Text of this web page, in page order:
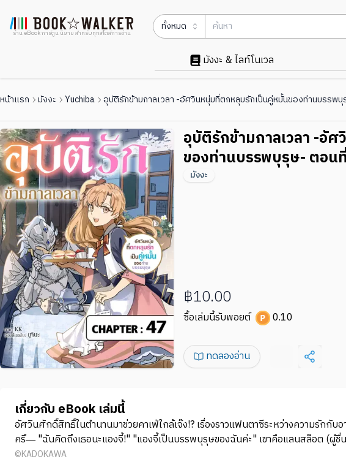
ร้าน eBook การ์ตูน นิยาย สำหรับทุกสไตล์การอ่าน
ทั้งหมด
มังงะ & ไลท์โนเวล
หน้าแรก มังงะ Yuchiba อุบัติรักข้ามกาลเวลา -อัศวินหนุ่มที่ตกหลุมรักเป็นคู่หมั้นของท่านบรรพบุ
อุบัติรักข้ามกาลเวลา -อั
ของท่านบรรพบุรุษ- ตอน
มังงะ
฿10.00
ซื้อเล่มนี้รับพอยต์ 0.10
ทดลองอ่าน
เกี่ยวกับ eBook เล่มนี้
อัศวินศักดิ์สิทธิ์ในตำนานมาช่วยคาเฟ่ใกล้เจ๊ง!? เรื่องราวแฟนตาซีระหว่างความรักกั
ครึ― "ฉันคิดถึงเธอนะแองจี้!" "แองจี้เป็นบรรพบุรุษของฉันค่ะ" เขาคือแลนสล็อต (
©KADOKAWA